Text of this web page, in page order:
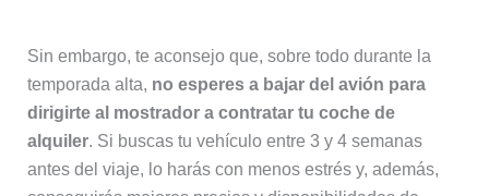
Sin embargo, te aconsejo que, sobre todo durante la
temporada alta, no esperes a bajar del avión para
dirigirte al mostrador a contratar tu coche de
alquiler. Si buscas tu vehículo entre 3 y 4 semanas
antes del viaje, lo harás con menos estrés y, además,